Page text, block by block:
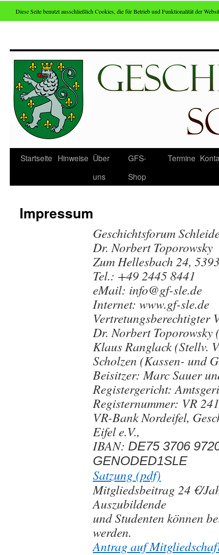
Zum
Inhalt
Startseite Hinweise Über
uns
GFS-
Shop
Termine
Impressum
Geschichtsforum
Dr. Norbert Toporowsky
Zum Hellesbach 24,
Tel.: +49 2445 8441
eMail: info@gf-sle.de
Internet: www.gf-sle.de
Vertretungsberechtigter
Dr. Norbert Toporowsky
Klaus Ranglack (Stellv.
Scholzen (Kassen- und
Beisitzer: Marc Sauer
Registergericht:
Registernummer: VR
VR-Bank Nordeifel,
Eifel e.V.,
IBAN: DE75 3706
GENODED1SLE
Satzung (pdf)
Mitgliedsbeitrag 24 €/
Auszubildende
und Studenten können
werden.
Antrag auf
Diese Seite benutzt ausschließlich Cookies, die für Betrieb und Funktionalität der